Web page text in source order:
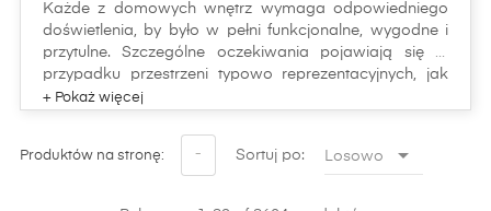
Każde z domowych wnętrz wymaga odpowiedniego
doświetlenia, by było w pełni funkcjonalne, wygodne i
przytulne. Szczególne oczekiwania pojawiają się w
przypadku przestrzeni typowo reprezentacyjnych, jak
modna jadalnia.
znajdziecie rozmaite oprawy oświetleniowe, które
pozwalają idealnie oświetlić i doświetlić każdą jadalnię.
Produktów na stronę: - Sortuj po: Losowo 